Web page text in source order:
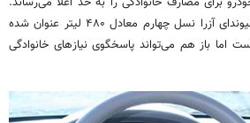
همچنین حجم صندوق‌عقب هیوندای آزرا نسل چهارم معادل ۴۸۰ لیتر عنوان شده
اما باز هم می‌تواند پاسخگوی نیازهای خانوادگی